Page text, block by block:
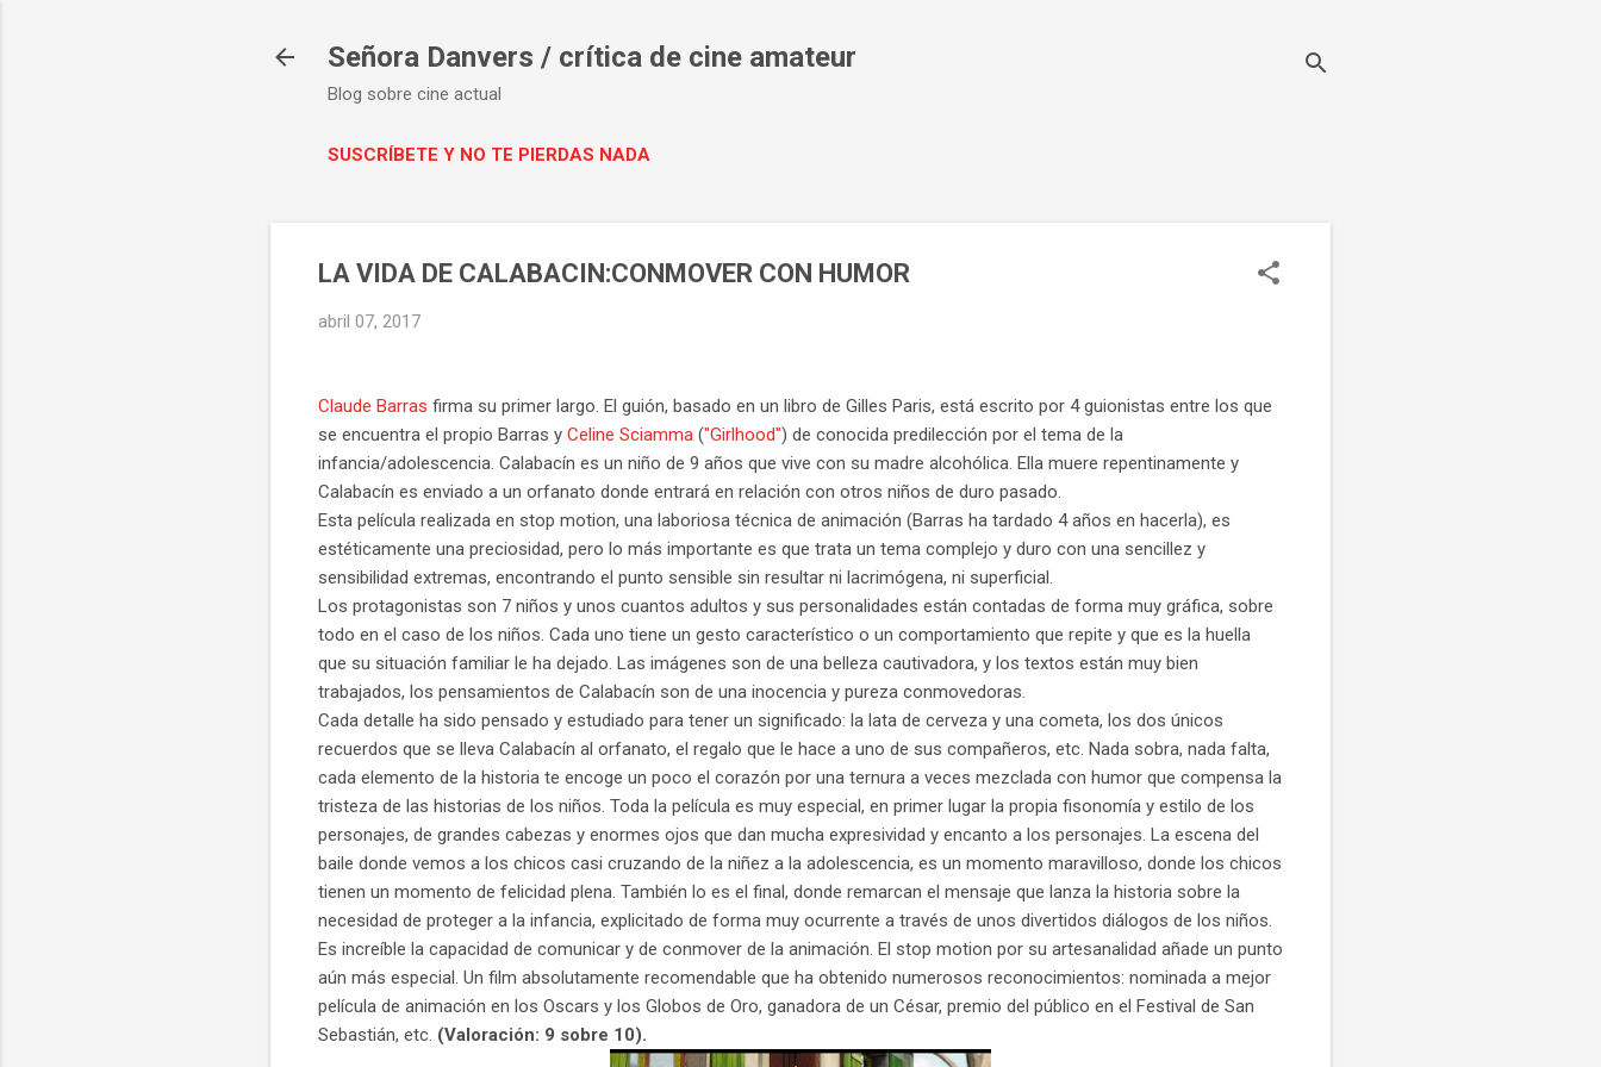
Señora Danvers / crítica de cine amateur
Blog sobre cine actual
SUSCRÍBETE Y NO TE PIERDAS NADA
LA VIDA DE CALABACIN:CONMOVER CON HUMOR
abril 07, 2017
Claude Barras firma su primer largo. El guión, basado en un libro de Gilles Paris, está escrito por 4 guionistas entre los que
se encuentra el propio Barras y Celine Sciamma ("Girlhood") de conocida predilección por el tema de la
infancia/adolescencia. Calabacín es un niño de 9 años que vive con su madre alcohólica. Ella muere repentinamente y
Calabacín es enviado a un orfanato donde entrará en relación con otros niños de duro pasado.
Esta película realizada en stop motion, una laboriosa técnica de animación (Barras ha tardado 4 años en hacerla), es
estéticamente una preciosidad, pero lo más importante es que trata un tema complejo y duro con una sencillez y
sensibilidad extremas, encontrando el punto sensible sin resultar ni lacrimógena, ni superficial.
Los protagonistas son 7 niños y unos cuantos adultos y sus personalidades están contadas de forma muy gráfica, sobre
todo en el caso de los niños. Cada uno tiene un gesto característico o un comportamiento que repite y que es la huella
que su situación familiar le ha dejado. Las imágenes son de una belleza cautivadora, y los textos están muy bien
trabajados, los pensamientos de Calabacín son de una inocencia y pureza conmovedoras.
Cada detalle ha sido pensado y estudiado para tener un significado: la lata de cerveza y una cometa, los dos únicos
recuerdos que se lleva Calabacín al orfanato, el regalo que le hace a uno de sus compañeros, etc. Nada sobra, nada falta,
cada elemento de la historia te encoge un poco el corazón por una ternura a veces mezclada con humor que compensa la
tristeza de las historias de los niños. Toda la película es muy especial, en primer lugar la propia fisonomía y estilo de los
personajes, de grandes cabezas y enormes ojos que dan mucha expresividad y encanto a los personajes. La escena del
baile donde vemos a los chicos casi cruzando de la niñez a la adolescencia, es un momento maravilloso, donde los chicos
tienen un momento de felicidad plena. También lo es el final, donde remarcan el mensaje que lanza la historia sobre la
necesidad de proteger a la infancia, explicitado de forma muy ocurrente a través de unos divertidos diálogos de los niños.
Es increíble la capacidad de comunicar y de conmover de la animación. El stop motion por su artesanalidad añade un punto
aún más especial. Un film absolutamente recomendable que ha obtenido numerosos reconocimientos: nominada a mejor
película de animación en los Oscars y los Globos de Oro, ganadora de un César, premio del público en el Festival de San
Sebastián, etc. (Valoración: 9 sobre 10).